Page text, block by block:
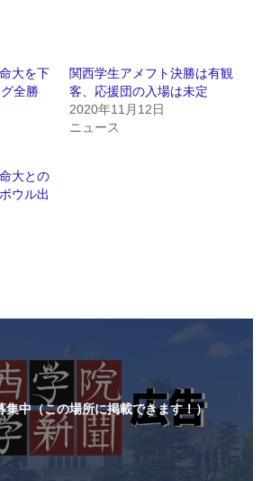
大を下
全勝
関西学生アメフト決勝は有観
客、応援団の入場は未定
2020年11月12日
ニュース
大との
ウル出
集中（この場所に掲載できます！）